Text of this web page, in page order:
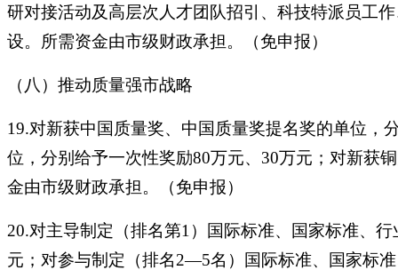
研对接活动及高层次人才团队招引、科技特派员工
设。所需资金由市级财政承担。（免申报）
（八）推动质量强市战略
19.对新获中国质量奖、中国质量奖提名奖的单位，
位，分别给予一次性奖励80万元、30万元；对新获
金由市级财政承担。（免申报）
20.对主导制定（排名第1）国际标准、国家标准、
元；对参与制定（排名2—5名）国际标准、国家标